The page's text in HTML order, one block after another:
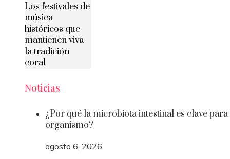
Los festivales de
música
históricos que
mantienen viva
la tradición
coral
Noticias
¿Por qué la microbiota intestinal es clave para
organismo?
agosto 6, 2026